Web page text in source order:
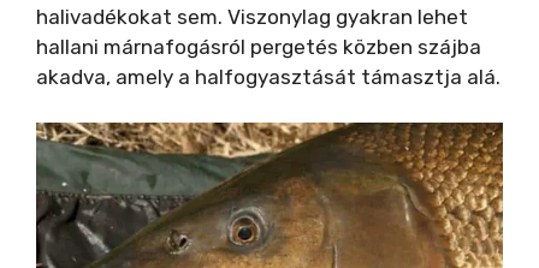
halivadékokat sem. Viszonylag gyakran lehet
hallani márnafogásról pergetés közben szájba
akadva, amely a halfogyasztását támasztja alá.